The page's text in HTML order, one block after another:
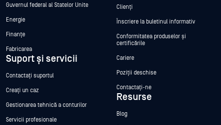
Guvernul federal al Statelor Unite
Energie
Finanțe
Fabricarea
Suport și servicii
Contactați suportul
Creați un caz
Gestionarea tehnică a conturilor
Servicii profesionale
Clienți
Înscriere la buletinul informativ
Conformitatea produselor și
certificările
Cariere
Poziții deschise
Contactați-ne
Resurse
Blog